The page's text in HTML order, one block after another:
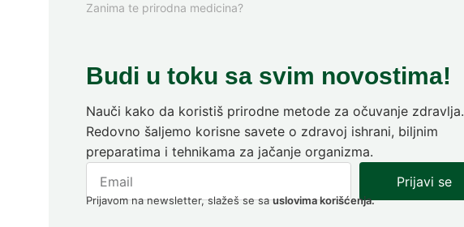
Zanima te prirodna medicina?
Budi u toku sa svim novostima!
Nauči kako da koristiš prirodne metode za očuvanje zdravlja.
Redovno šaljemo korisne savete o zdravoj ishrani, biljnim
preparatima i tehnikama za jačanje organizma.
Prijavi se
Prijavom na newsletter, slažeš se sauslovima korišćenja.